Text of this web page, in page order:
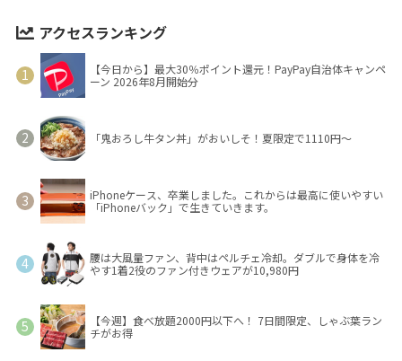
アクセスランキング
【今日から】最大30％ポイント還元！PayPay自治体キャンペ
ーン 2026年8月開始分
「鬼おろし牛タン丼」がおいしそ！夏限定で1110円～
iPhoneケース、卒業しました。これからは最高に使いやすい
「iPhoneバック」で生きていきます。
腰は大風量ファン、背中はペルチェ冷却。ダブルで身体を冷
やす1着2役のファン付きウェアが10,980円
【今週】食べ放題2000円以下へ！ 7日間限定、しゃぶ葉ラン
チがお得